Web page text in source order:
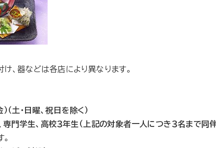
、器などは各店により異なります。
（土・日曜、祝日を除く）
専門学生、高校３年生（上記の対象者一人につき３名まで同